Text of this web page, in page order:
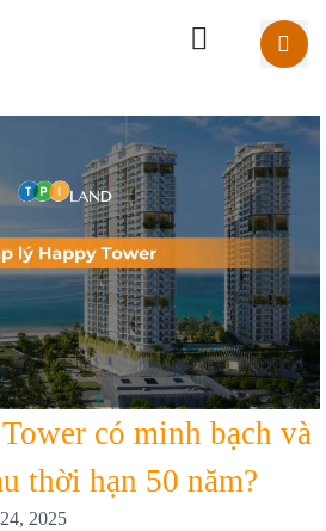
có minh bạch và
thời hạn 50 năm?
2025